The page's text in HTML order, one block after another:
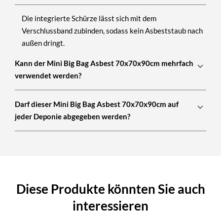
Die integrierte Schürze lässt sich mit dem
Verschlussband zubinden, sodass kein Asbeststaub nach
außen dringt.
Kann der Mini Big Bag Asbest 70x70x90cm mehrfach
verwendet werden?
Darf dieser Mini Big Bag Asbest 70x70x90cm auf
jeder Deponie abgegeben werden?
Diese Produkte könnten Sie auch
interessieren